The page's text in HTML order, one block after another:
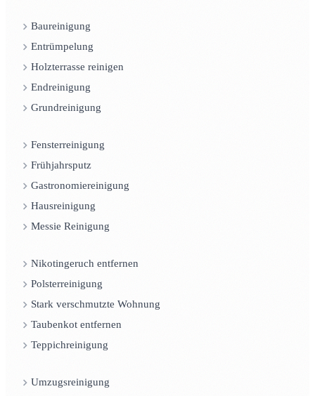
Baureinigung
Entrümpelung
Holzterrasse reinigen
Endreinigung
Grundreinigung
Fensterreinigung
Frühjahrsputz
Gastronomiereinigung
Hausreinigung
Messie Reinigung
Nikotingeruch entfernen
Polsterreinigung
Stark verschmutzte Wohnung
Taubenkot entfernen
Teppichreinigung
Umzugsreinigung